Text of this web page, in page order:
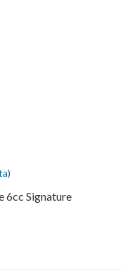
6cc Signature